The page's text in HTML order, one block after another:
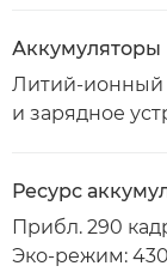
Аккумуляторы
Литий-ионный
и зарядное
Ресурс
Прибл. 290
Эко-режим: